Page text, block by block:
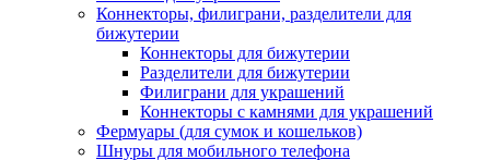
Коннекторы, филиграни, разделители для
бижутерии
Коннекторы для бижутерии
Разделители для бижутерии
Филиграни для украшений
Коннекторы с камнями для украшений
Фермуары (для сумок и кошельков)
Шнуры для мобильного телефона